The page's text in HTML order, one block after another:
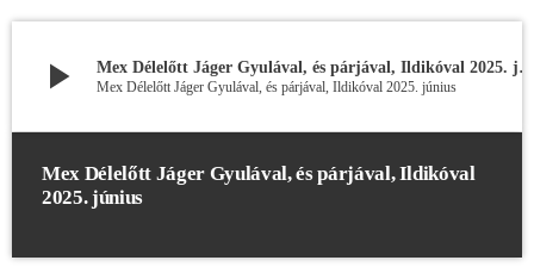
play_arrow Mex Délelőtt Jáger Gyulával, és párjával, Ildikóval 2025. június
Mex Délelőtt Jáger Gyulával, és párjával, Ildikóval 2025. június
Mex Délelőtt Jáger Gyulával, és párjával, Ildikóval
2025. június